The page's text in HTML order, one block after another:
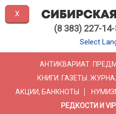
(8 383) 227-
Select
АНТИКВАРИАТ.
КНИГИ. ГАЗЕТЫ.
АКЦИИ, БАНКНОТЫ
РЕДКОСТИ И
X